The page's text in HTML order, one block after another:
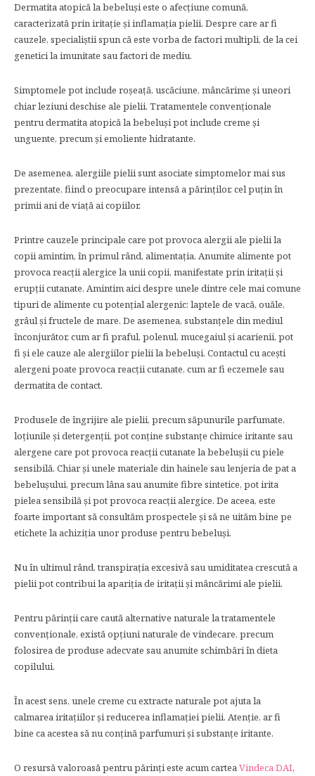
Dermatita atopică la bebeluși este o afecțiune comună,
caracterizată prin iritație și inflamația pielii. Despre care ar fi
cauzele, specialiștii spun că este vorba de factori multipli, de la cei
genetici la imunitate sau factori de mediu.
Simptomele pot include roșeață, uscăciune, mâncărime și uneori
chiar leziuni deschise ale pielii. Tratamentele convenționale
pentru dermatita atopică la bebeluși pot include creme și
unguente, precum și emoliente hidratante.
De asemenea, alergiile pielii sunt asociate simptomelor mai sus
prezentate, fiind o preocupare intensă a părinților, cel puțin în
primii ani de viață ai copiilor.
Printre cauzele principale care pot provoca alergii ale pielii la
copii amintim, în primul rând, alimentația. Anumite alimente pot
provoca reacții alergice la unii copii, manifestate prin iritații și
erupții cutanate. Amintim aici despre unele dintre cele mai comune
tipuri de alimente cu potențial alergenic: laptele de vacă, ouăle,
grâul și fructele de mare. De asemenea, substanțele din mediul
înconjurător, cum ar fi praful, polenul, mucegaiul și acarienii, pot
fi și ele cauze ale alergiilor pielii la bebeluși. Contactul cu acești
alergeni poate provoca reacții cutanate, cum ar fi eczemele sau
dermatita de contact.
Produsele de îngrijire ale pielii, precum săpunurile parfumate,
loțiunile și detergenții, pot conține substanțe chimice iritante sau
alergene care pot provoca reacții cutanate la bebelușii cu piele
sensibilă. Chiar și unele materiale din hainele sau lenjeria de pat a
bebelușului, precum lâna sau anumite fibre sintetice, pot irita
pielea sensibilă și pot provoca reacții alergice. De aceea, este
foarte important să consultăm prospectele și să ne uităm bine pe
etichete la achiziția unor produse pentru bebeluși.
Nu în ultimul rând, transpirația excesivă sau umiditatea crescută a
pielii pot contribui la apariția de iritații și mâncărimi ale pielii.
Pentru părinții care caută alternative naturale la tratamentele
convenționale, există opțiuni naturale de vindecare, precum
folosirea de produse adecvate sau anumite schimbări în dieta
copilului.
În acest sens, unele creme cu extracte naturale pot ajuta la
calmarea iritațiilor și reducerea inflamației pielii. Atenție, ar fi
bine ca acestea să nu conțină parfumuri și substanțe iritante.
O resursă valoroasă pentru părinți este acum carteaVindeca DAI,